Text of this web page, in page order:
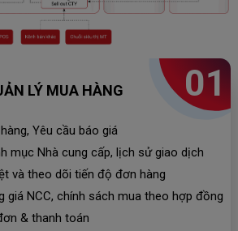
Yêu cầu báo giá
mục Nhà cung cấp, lịch sử giao dịch
và theo dõi tiến độ đơn hàng
giá NCC, chính sách mua theo hợp đồng
& thanh toán
01
LÝ MUA HÀNG